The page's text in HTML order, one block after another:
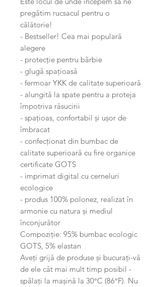
pregătim rucsacul pentru o
călătorie!
- Bestseller! Cea mai populară
alegere
- protecție pentru bărbie
- glugă spațioasă
- fermoar YKK de calitate superioară
- alungită la spate pentru a proteja
împotriva răsucirii
- spațioas, confortabil și ușor de
îmbracat
- confecționat din bumbac de
calitate superioară cu fire organice
certificate GOTS
- imprimat digital cu cerneluri
ecologice
- produs 100% polonez, realizat în
armonie cu natura și mediul
înconjurător
Compoziție: 95% bumbac ecologic
GOTS, 5% elastan
Aveți grijă de produse și bucurați-vă
de ele cât mai mult timp posibil -
spălați la mașină la 30°C (86°F). Nu